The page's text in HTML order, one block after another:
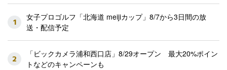
1
女子プロゴルフ「北海道 meijiカップ」8/7から3日間の放
送・配信予定
2
「ビックカメラ浦和西口店」8/29オープン 最大20%ポイン
トなどのキャンペーンも